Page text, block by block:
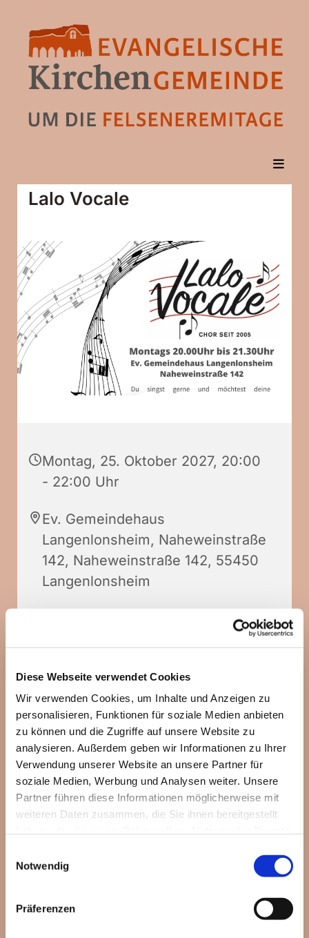
Diese Webseite verwendet Cookies
Wir verwenden Cookies, um Inhalte und Anzeigen zu
personalisieren, Funktionen für soziale Medien anbieten
zu können und die Zugriffe auf unsere Website zu
analysieren. Außerdem geben wir Informationen zu Ihrer
Verwendung unserer Website an unsere Partner für
soziale Medien, Werbung und Analysen weiter. Unsere
Partner führen diese Informationen möglicherweise mit
weiteren Daten zusammen, die Sie ihnen bereitgestellt
Notwendig
Präferenzen
Lalo Vocale
Montag, 25. Oktober 2027, 20:00
- 22:00 Uhr
Ev. Gemeindehaus
Langenlonsheim, Naheweinstraße
142, Naheweinstraße 142, 55450
Langenlonsheim